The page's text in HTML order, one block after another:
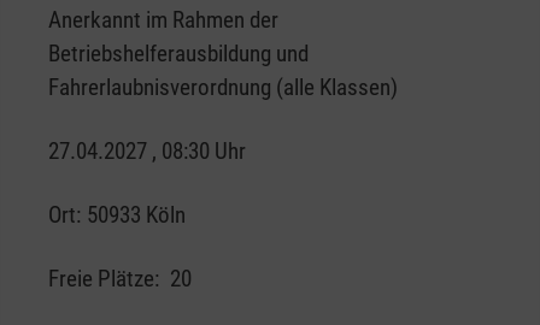
Anerkannt im Rahmen der
Betriebshelferausbildung und
Fahrerlaubnisverordnung (alle Klassen)
27.04.2027 , 08:30 Uhr
Ort: 50933 Köln
Freie Plätze: 20